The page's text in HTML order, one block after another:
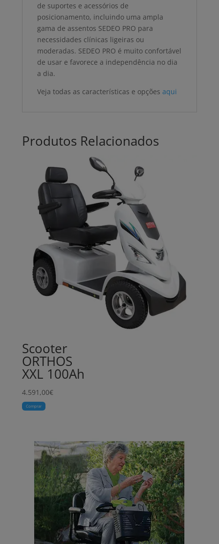
de suportes e acessórios de
posicionamento, incluindo uma ampla
gama de assentos SEDEO PRO para
necessidades clínicas ligeiras ou
moderadas. SEDEO PRO é muito confortável
de usar e favorece a independência no dia
a dia.
Veja todas as características e opções aqui
Produtos Relacionados
Scooter
ORTHOS
XXL 100Ah
4.591,00€
Comprar